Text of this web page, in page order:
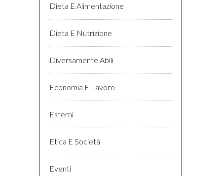
Dieta E Alimentazione
Dieta E Nutrizione
Diversamente Abili
Economia E Lavoro
Esterni
Etica E Società
Eventi